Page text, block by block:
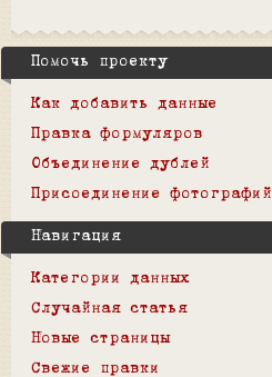
Помочь проекту
Как добавить данные
Правка формуляров
Объединение дублей
Присоединение фотографий
Навигация
Категории данных
Случайная статья
Новые страницы
Свежие правки